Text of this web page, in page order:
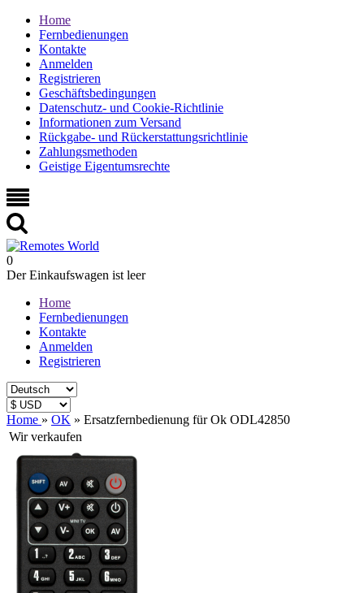
Home
Fernbedienungen
Kontakte
Anmelden
Registrieren
Geschäftsbedingungen
Datenschutz- und Cookie-Richtlinie
Informationen zum Versand
Rückgabe- und Rückerstattungsrichtlinie
Zahlungsmethoden
Geistige Eigentumsrechte
0
Der Einkaufswagen ist leer
Home
Fernbedienungen
Kontakte
Anmelden
Registrieren
Home » OK » Ersatzfernbedienung für Ok ODL42850
Wir verkaufen